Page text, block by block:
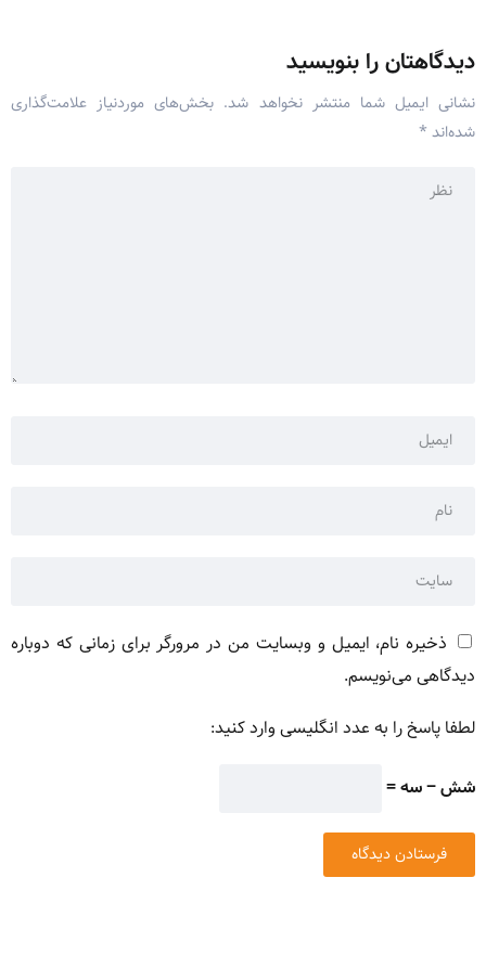
دیدگاهتان را بنویسید
نشانی ایمیل شما منتشر نخواهد شد. بخش‌های موردنیاز علامت‌گذاری
شده‌اند *
ذخیره نام، ایمیل و وبسایت من در مرورگر برای زمانی که دوباره
دیدگاهی می‌نویسم.
لطفا پاسخ را به عدد انگلیسی وارد کنید:
شش − سه =